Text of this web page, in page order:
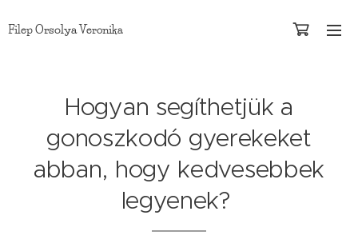
FilepOrsolyaVeronika
Hogyan segíthetjük a
gonoszkodó gyerekeket
abban, hogy kedvesebbek
legyenek?